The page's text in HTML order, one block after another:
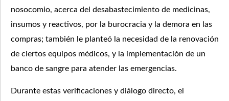
nosocomio, acerca del desabastecimiento de medicinas,
insumos y reactivos, por la burocracia y la demora en las
compras; también le planteó la necesidad de la renovación
de ciertos equipos médicos, y la implementación de un
banco de sangre para atender las emergencias.
Durante estas verificaciones y diálogo directo, el